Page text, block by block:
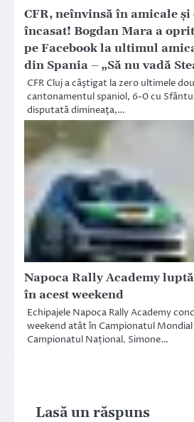
CFR, neînvinsă în amicale
încasat! Bogdan Mara a
pe Facebook la ultimul
din Spania – „Să nu vadă
CFR Cluj a câştigat la zero ultimele
cantonamentul spaniol, 6-0 cu
disputată dimineaţa,…
Napoca Rally Academy
în acest weekend
Echipajele Napoca Rally Academy
weekend atât în Campionatul Mondial
Campionatul Național. Simone…
Lasă un răspuns